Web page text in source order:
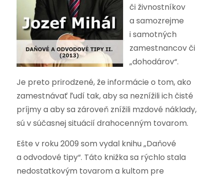
či živnostníkov
a samozrejme
i samotných
zamestnancov či
„dohodárov“.
Je preto prirodzené, že informácie o tom, ako
zamestnávať ľudí tak, aby sa neznížili ich čisté
príjmy a aby sa zároveň znížili mzdové náklady,
sú v súčasnej situácií drahocenným tovarom.
Ešte v roku 2009 som vydal knihu „Daňové
a odvodové tipy“. Táto knižka sa rýchlo stala
nedostatkovým tovarom a kultom pre